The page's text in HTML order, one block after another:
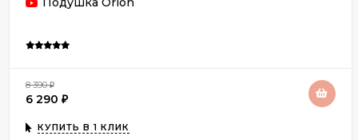
8 390₽
6 290 ₽
КУПИТЬ В 1 КЛИК